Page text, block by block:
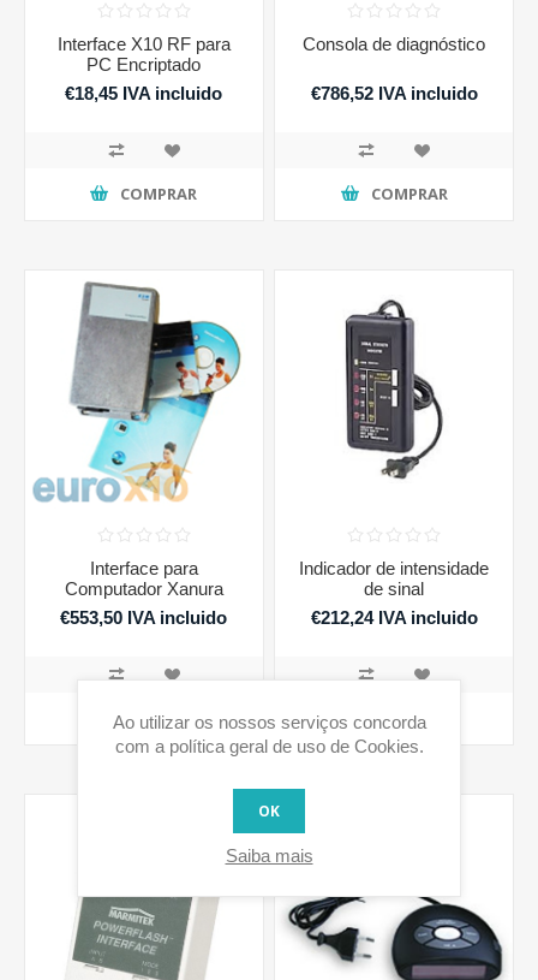
Interface X10 RF para
PC Encriptado
€18,45 IVA incluido
COMPRAR
Consola de diagnóstico
€786,52 IVA incluido
COMPRAR
Interface para
Computador Xanura
€553,50 IVA incluido
COMPRAR
Indicador de intensidade
de sinal
€212,24 IVA incluido
COMPRAR
Ao utilizar os nossos serviços concorda
com a política geral de uso de Cookies.
OK
Saiba mais